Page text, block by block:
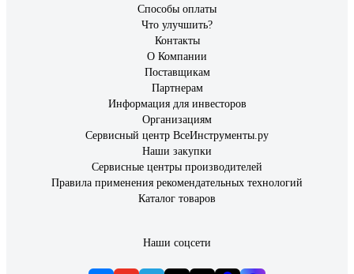
Способы оплаты
Что улучшить?
Контакты
О Компании
Поставщикам
Партнерам
Информация для инвесторов
Организациям
Сервисный центр ВсеИнструменты.ру
Наши закупки
Сервисные центры производителей
Правила применения рекомендательных технологий
Каталог товаров
Наши соцсети